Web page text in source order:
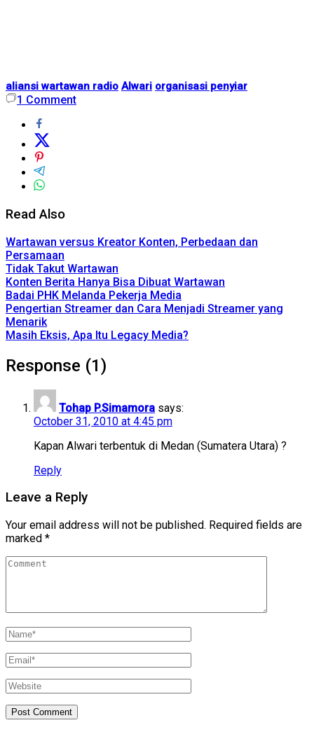
aliansi wartawan radio Alwari organisasi penyiar
1 Comment
Read Also
Wartawan versus Kreator Konten, Perbedaan dan
Persamaan
Tidak Takut Wartawan
Konten Berita Hanya Bisa Dibuat Wartawan
Badai PHK Melanda Pekerja Media
Pengertian Streamer dan Cara Menjadi Streamer yang
Menarik
Masih Eksis, Apa Itu Legacy Media?
Response (1)
Tohap P.Simamora says:
October 31, 2010 at 4:45 pm
Kapan Alwari terbentuk di Medan (Sumatera Utara) ?
Reply
Leave a Reply
Your email address will not be published. Required fields are
marked *